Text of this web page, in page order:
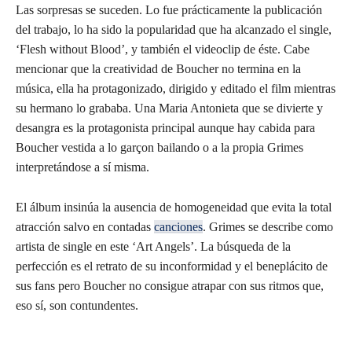
Las sorpresas se suceden. Lo fue prácticamente la publicación
del trabajo, lo ha sido la popularidad que ha alcanzado el single,
‘Flesh without Blood’, y también el videoclip de éste. Cabe
mencionar que la creatividad de Boucher no termina en la
música, ella ha protagonizado, dirigido y editado el film mientras
su hermano lo grababa. Una Maria Antonieta que se divierte y
desangra es la protagonista principal aunque hay cabida para
Boucher vestida a lo garçon bailando o a la propia Grimes
interpretándose a sí misma.
El álbum insinúa la ausencia de homogeneidad que evita la total
atracción salvo en contadas canciones. Grimes se describe como
artista de single en este ‘Art Angels’. La búsqueda de la
perfección es el retrato de su inconformidad y el beneplácito de
sus fans pero Boucher no consigue atrapar con sus ritmos que,
eso sí, son contundentes.